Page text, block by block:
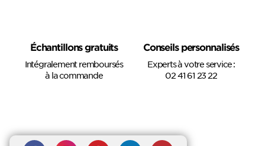
Échantillons gratuits
Intégralement remboursés
à la commande
Conseils personnalisés
Experts à votre service :
02 41 61 23 22